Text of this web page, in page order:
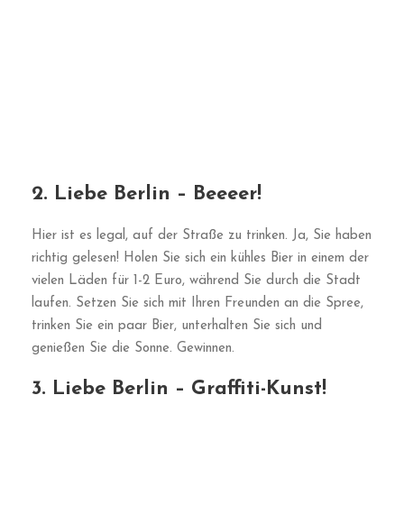
3. Liebe Berlin – Graffiti-Kunst!
Die Stadt Berlin ist übersät mit farbenfrohen
Kunstwerken, sowohl mit Auftragsarbeiten als auch mit
rebellischen, politisch aufgeladenen Werken. Bei unserem
Spaziergang durch die kopfsteingepflasterten Straßen
im Osten fallen uns Graffiti an allen möglichen Stellen
auf, nicht nur im unteren Teil von Wohnhäusern, sondern